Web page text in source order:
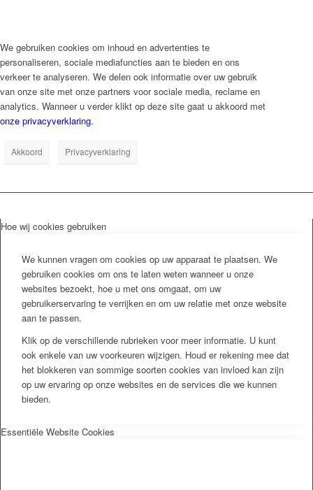
We gebruiken cookies om inhoud en advertenties te
personaliseren, sociale mediafuncties aan te bieden en ons
verkeer te analyseren. We delen ook informatie over uw gebruik
van onze site met onze partners voor sociale media, reclame en
analytics. Wanneer u verder klikt op deze site gaat u akkoord met
onze privacyverklaring.
Akkoord Privacyverklaring
Hoe wij cookies gebruiken
We kunnen vragen om cookies op uw apparaat te plaatsen. We
gebruiken cookies om ons te laten weten wanneer u onze
websites bezoekt, hoe u met ons omgaat, om uw
gebruikerservaring te verrijken en om uw relatie met onze website
aan te passen.
Klik op de verschillende rubrieken voor meer informatie. U kunt
ook enkele van uw voorkeuren wijzigen. Houd er rekening mee dat
het blokkeren van sommige soorten cookies van invloed kan zijn
op uw ervaring op onze websites en de services die we kunnen
bieden.
Essentiële Website Cookies